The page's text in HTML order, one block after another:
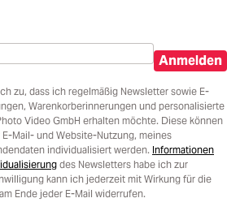
Anmelden
zu, dass ich regelmäßig Newsletter sowie E-
Warenkorberinnerungen und personalisierte
Video GmbH erhalten möchte. Diese können
Mail- und Website-Nutzung, meines
individualisiert werden. Informationen
des Newsletters habe ich zur
kann ich jederzeit mit Wirkung für die
Ende jeder E-Mail widerrufen.